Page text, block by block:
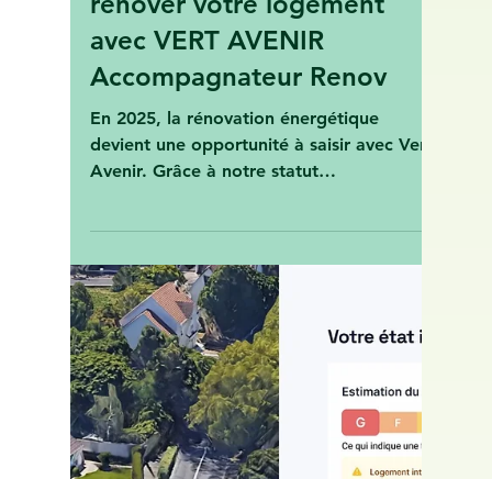
Vert Avenir Rédaction
22 mars 2025
Mars 2025 : Pourquoi c’est
le moment idéal pour